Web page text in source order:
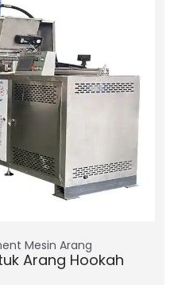
Mesin Arang
Arang Hookah